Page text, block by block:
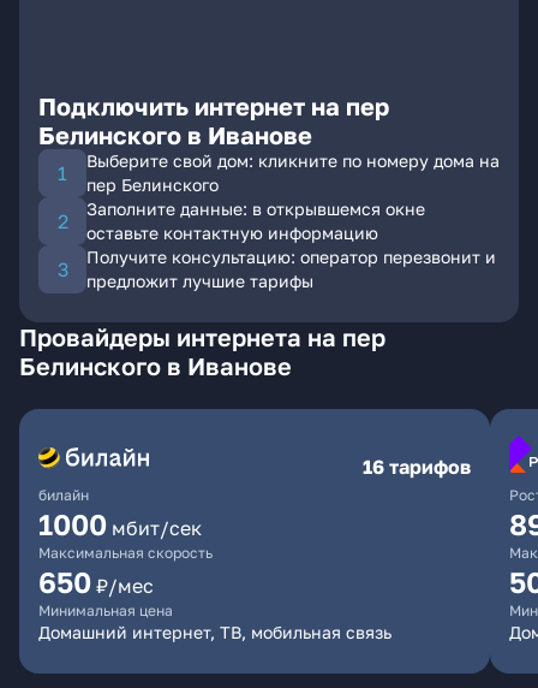
Подключить интернет на пер
Белинского в Иванове
Выберите свой дом: кликните по номеру дома на
пер Белинского
Заполните данные: в открывшемся окне
оставьте контактную информацию
Получите консультацию: оператор перезвонит и
предложит лучшие тарифы
Провайдеры интернета на пер
Белинского в Иванове
билайн
16 тарифов
1000 мбит/сек
Максимальная скорость
650 ₽/мес
Минимальная цена
Домашний интернет, ТВ, мобильная связь